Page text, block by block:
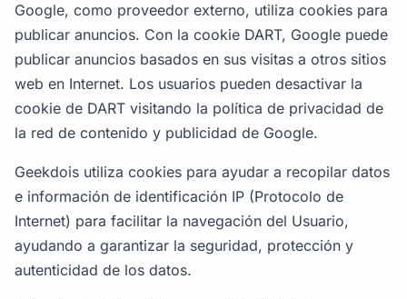
Google, como proveedor externo, utiliza cookies para
publicar anuncios. Con la cookie DART, Google puede
publicar anuncios basados en sus visitas a otros sitios
web en Internet. Los usuarios pueden desactivar la
cookie de DART visitando la política de privacidad de
la red de contenido y publicidad de Google.
Geekdois utiliza cookies para ayudar a recopilar datos
e información de identificación IP (Protocolo de
Internet) para facilitar la navegación del Usuario,
ayudando a garantizar la seguridad, protección y
autenticidad de los datos.